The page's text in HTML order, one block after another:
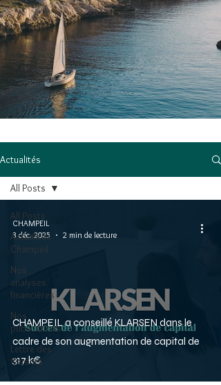
Actualités
All Posts
Actualités
Champeil
Nos
analyses
financières
Nos
publications
Lettre des
Gérants
All Posts
CHAMPEIL a conseillé KLARSEN dans le
cadre de son augmentation de capital de
317 k€
CHAMPEIL
3 déc. 2025
2 min de lecture